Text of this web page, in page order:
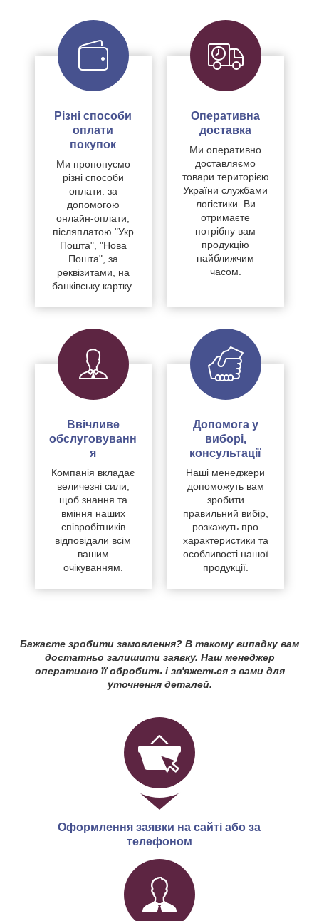
Різні способи
оплати
покупок
Ми пропонуємо
різні способи
оплати: за
допомогою
онлайн-оплати,
післяплатою "Укр
Пошта", "Нова
Пошта", за
реквізитами, на
банківську картку.
Оперативна
доставка
Ми оперативно
доставляємо
товари територією
України службами
логістики. Ви
отримаєте
потрібну вам
продукцію
найближчим
часом.
Ввічливе
обслуговуванн
я
Компанія вкладає
величезні сили,
щоб знання та
вміння наших
співробітників
відповідали всім
вашим
очікуванням.
Допомога у
виборі,
консультації
Наші менеджери
допоможуть вам
зробити
правильний вибір,
розкажуть про
характеристики та
особливості нашої
продукції.
Бажаєте зробити замовлення? В такому випадку вам
достатньо залишити заявку. Наш менеджер
оперативно її обробить і зв'яжеться з вами для
уточнення деталей.
Оформлення заявки на сайті або за
телефоном